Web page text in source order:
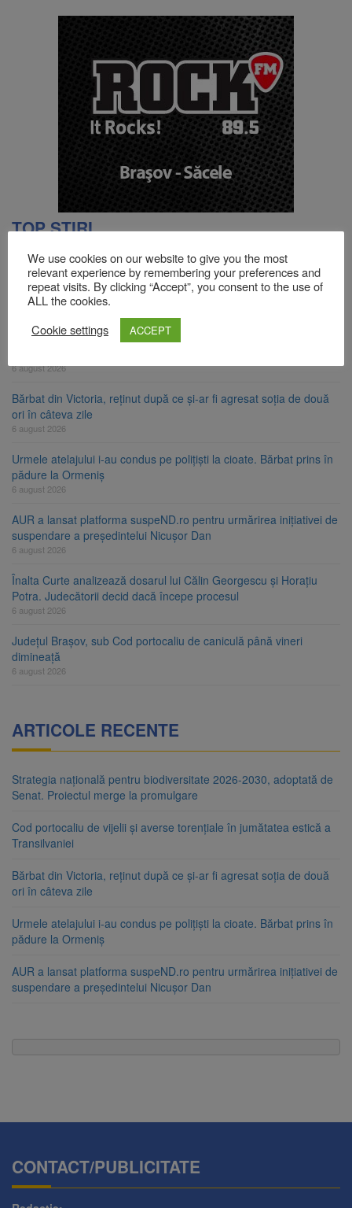
TOP ȘTIRI
Strategia națională pentru biodiversitate 2026-2030, adoptată de
Senat. Proiectul merge la promulgare
6 august 2026
Cod portocaliu de vijelii și averse torențiale în jumătatea estică a
6 august 2026
Bărbat din Victoria, reținut după ce și-ar fi agresat soția de două
ori în câteva zile
6 august 2026
Urmele atelajului i-au condus pe polițiști la cioate. Bărbat prins în
pădure la Ormeniș
6 august 2026
AUR a lansat platforma suspeND.ro pentru urmărirea inițiativei de
suspendare a președintelui Nicușor Dan
6 august 2026
Înalta Curte analizează dosarul lui Călin Georgescu și Horațiu
Potra. Judecătorii decid dacă începe procesul
6 august 2026
Județul Brașov, sub Cod portocaliu de caniculă până vineri
dimineață
6 august 2026
ARTICOLE RECENTE
Strategia națională pentru biodiversitate 2026-2030, adoptată de
Senat. Proiectul merge la promulgare
Cod portocaliu de vijelii și averse torențiale în jumătatea estică a
Transilvaniei
Bărbat din Victoria, reținut după ce și-ar fi agresat soția de două
ori în câteva zile
Urmele atelajului i-au condus pe polițiști la cioate. Bărbat prins în
pădure la Ormeniș
AUR a lansat platforma suspeND.ro pentru urmărirea inițiativei de
suspendare a președintelui Nicușor Dan
CONTACT/PUBLICITATE
We use cookies on our website to give you the most
relevant experience by remembering your preferences and
repeat visits. By clicking “Accept”, you consent to the use of
ALL the cookies.
Cookie settings
ACCEPT